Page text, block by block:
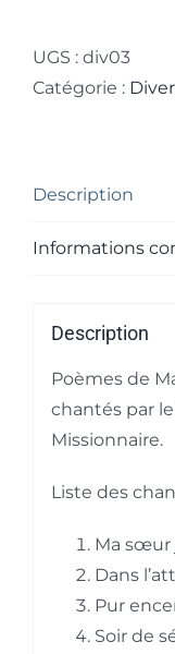
Secrets
UGS : div03
Catégorie :
Description
Informations
Description
Poèmes de
chantés par
Missionnaire.
Liste des
Ma sœur
Dans
Pur
Soir de